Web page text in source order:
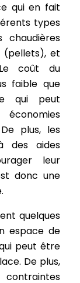
qui en fait
types
(pellets), et
coût du
faible que
qui peut
plus, les
des aides
leur
donc une
quelques
espace de
peut être
De plus,